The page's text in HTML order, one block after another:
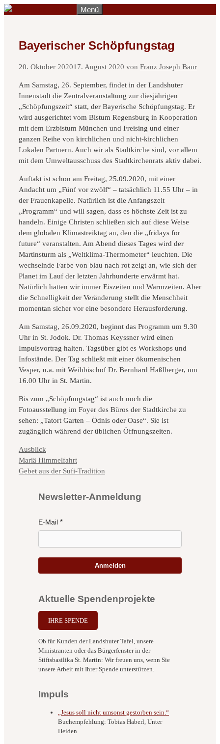
Zum
Menü
Bayerischer Schöpfungstag
20. Oktober 202017. August 2020 von Franz Joseph Baur
Am Samstag, 26. September, findet in der Landshuter
Innenstadt die Zentralveranstaltung zur diesjährigen
„Schöpfungszeit“ statt, der Bayerische Schöpfungstag. Er
wird ausgerichtet vom Bistum Regensburg in Kooperation
mit dem Erzbistum München und Freising und einer
ganzen Reihe von kirchlichen und nicht-kirchlichen
Lokalen Partnern. Auch wir als Stadtkirche sind, vor allem
mit dem Umweltausschuss des Stadtkirchenrats aktiv dabei.
Auftakt ist schon am Freitag, 25.09.2020, mit einer
Andacht um „Fünf vor zwölf“ – tatsächlich 11.55 Uhr – in
der Frauenkapelle. Natürlich ist die Anfangszeit
„Programm“ und will sagen, dass es höchste Zeit ist zu
handeln. Einige Christen schließen sich auf diese Weise
dem globalen Klimastreiktag an, den die „fridays for
future“ veranstalten. Am Abend dieses Tages wird der
Martinsturm als „Weltklima-Thermometer“ leuchten. Die
wechselnde Farbe von blau nach rot zeigt an, wie sich der
Planet im Lauf der letzten Jahrhunderte erwärmt hat.
Natürlich hatten wir immer Eiszeiten und Warmzeiten. Aber
die Schnelligkeit der Veränderung stellt die Menschheit
momentan sicher vor eine besondere Herausforderung.
Am Samstag, 26.09.2020, beginnt das Programm um 9.30
Uhr in St. Jodok. Dr. Thomas Keyssner wird einen
Impulsvortrag halten. Tagsüber gibt es Workshops und
Infostände. Der Tag schließt mit einer ökumenischen
Vesper, u.a. mit Weihbischof Dr. Bernhard Haßlberger, um
16.00 Uhr in St. Martin.
Bis zum „Schöpfungstag“ ist auch noch die
Fotoausstellung im Foyer des Büros der Stadtkirche zu
sehen: „Tatort Garten – Ödnis oder Oase“. Sie ist
zugänglich während der üblichen Öffnungszeiten.
Kategorien
Ausblick
Mariä Himmelfahrt
Gebet aus der Sufi-Tradition
Newsletter-Anmeldung
E-Mail
Anmelden
Aktuelle Spendenprojekte
IHRE SPENDE
Ob für Kunden der Landshuter Tafel, unsere
Ministranten oder das Bürgerfenster in der
Stiftsbasilika St. Martin: Wir freuen uns, wenn Sie
unsere Arbeit mit Ihrer Spende unterstützen.
Impuls
„Jesus soll nicht umsonst gestorben sein.“
Buchempfehlung: Tobias Haberl, Unter
Heiden